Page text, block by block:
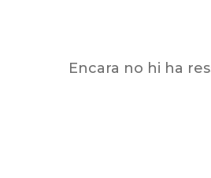
Encara no hi ha